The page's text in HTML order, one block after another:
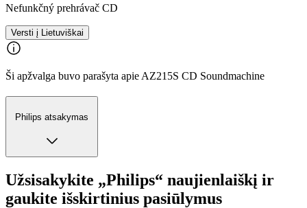
Nefunkčný prehrávač CD
Versti į Lietuviškai
Ši apžvalga buvo parašyta apie AZ215S CD Soundmachine
Philips atsakymas
Užsisakykite „Philips“ naujienlaiškį ir
gaukite išskirtinius pasiūlymus